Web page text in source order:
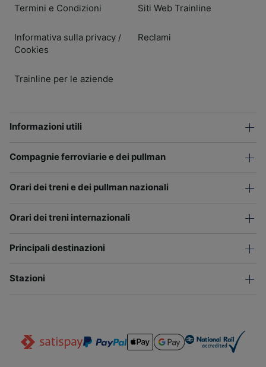
Termini e Condizioni
Informativa sulla privacy /
Cookies
Trainline per le aziende
Siti Web Trainline
Reclami
Informazioni utili
Compagnie ferroviarie e dei pullman
Orari dei treni e dei pullman nazionali
Orari dei treni internazionali
Principali destinazioni
Stazioni